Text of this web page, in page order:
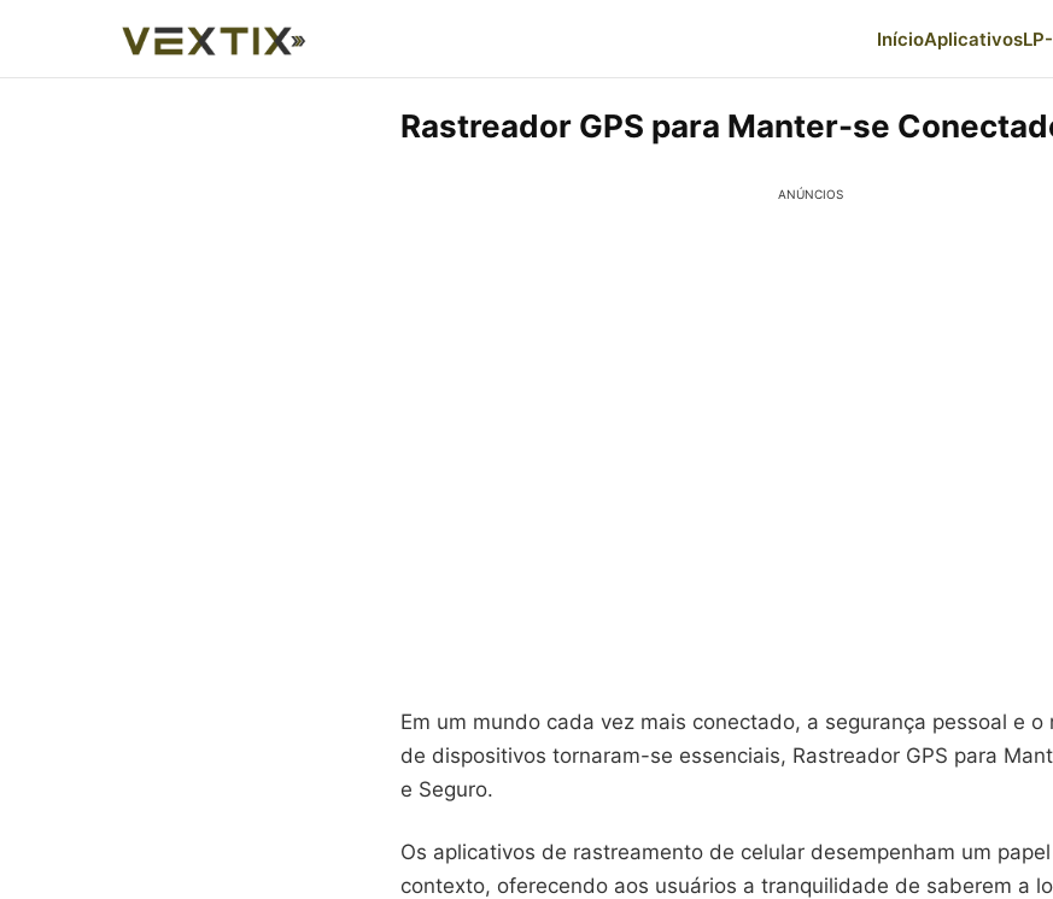
InícioAplicativos
Rastreador GPS para Manter-se
ANÚNCIOS
Em um mundo cada vez mais conectado, a segurança pessoal e o
de dispositivos tornaram-se essenciais, Rastreador GPS para
e Seguro.
Os aplicativos de rastreamento de celular desempenham um
contexto, oferecendo aos usuários a tranquilidade de saberem a